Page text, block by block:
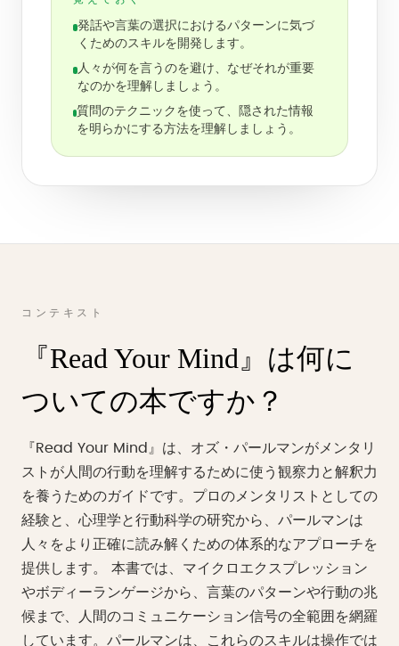
発話や言葉の選択におけるパターンに気づ
くためのスキルを開発します。
人々が何を言うのを避け、なぜそれが重要
なのかを理解しましょう。
質問のテクニックを使って、隠された情報
を明らかにする方法を理解しましょう。
コンテキスト
『Read Your Mind』は何に
ついての本ですか？
『Read Your Mind』は、オズ・パールマンがメンタリ
ストが人間の行動を理解するために使う観察力と解釈力
を養うためのガイドです。プロのメンタリストとしての
経験と、心理学と行動科学の研究から、パールマンは
人々をより正確に読み解くための体系的なアプローチを
提供します。 本書では、マイクロエクスプレッション
やボディーランゲージから、言葉のパターンや行動の兆
候まで、人間のコミュニケーション信号の全範囲を網羅
しています。パールマンは、これらのスキルは操作では